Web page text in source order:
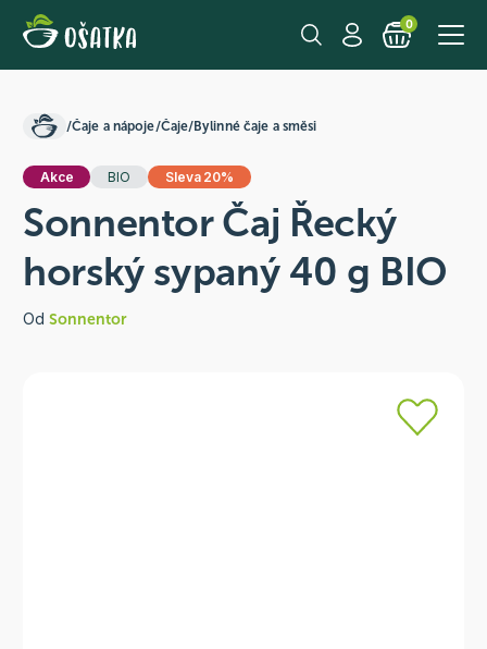
0
/Čaje a nápoje/Čaje/Bylinné čaje a směsi
Akce BIO Sleva 20%
Sonnentor Čaj Řecký
horský sypaný 40 g BIO
Od Sonnentor